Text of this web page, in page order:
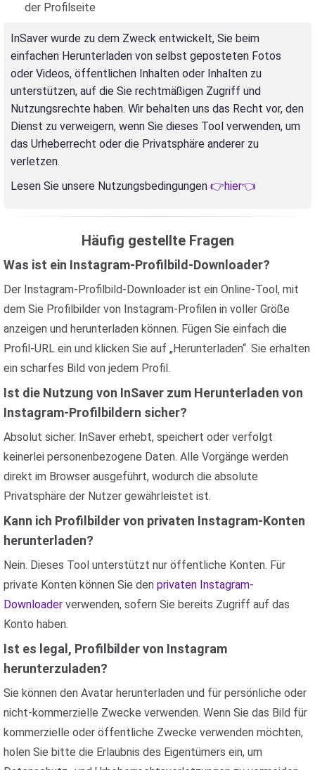
der Profilseite
InSaver wurde zu dem Zweck entwickelt, Sie beim
einfachen Herunterladen von selbst geposteten Fotos
oder Videos, öffentlichen Inhalten oder Inhalten zu
unterstützen, auf die Sie rechtmäßigen Zugriff und
Nutzungsrechte haben. Wir behalten uns das Recht vor, den
Dienst zu verweigern, wenn Sie dieses Tool verwenden, um
das Urheberrecht oder die Privatsphäre anderer zu
verletzen.
Lesen Sie unsere Nutzungsbedingungen 👉hier👈
Häufig gestellte Fragen
Was ist ein Instagram-Profilbild-Downloader?
Der Instagram-Profilbild-Downloader ist ein Online-Tool, mit
dem Sie Profilbilder von Instagram-Profilen in voller Größe
anzeigen und herunterladen können. Fügen Sie einfach die
Profil-URL ein und klicken Sie auf „Herunterladen“. Sie erhalten
ein scharfes Bild von jedem Profil.
Ist die Nutzung von InSaver zum Herunterladen von
Instagram-Profilbildern sicher?
Absolut sicher. InSaver erhebt, speichert oder verfolgt
keinerlei personenbezogene Daten. Alle Vorgänge werden
direkt im Browser ausgeführt, wodurch die absolute
Privatsphäre der Nutzer gewährleistet ist.
Kann ich Profilbilder von privaten Instagram-Konten
herunterladen?
Nein. Dieses Tool unterstützt nur öffentliche Konten. Für
private Konten können Sie den privaten Instagram-
Downloader verwenden, sofern Sie bereits Zugriff auf das
Konto haben.
Ist es legal, Profilbilder von Instagram
herunterzuladen?
Sie können den Avatar herunterladen und für persönliche oder
nicht-kommerzielle Zwecke verwenden. Wenn Sie das Bild für
kommerzielle oder öffentliche Zwecke verwenden möchten,
holen Sie bitte die Erlaubnis des Eigentümers ein, um